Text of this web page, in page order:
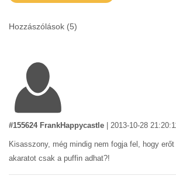
Hozzászólások (5)
#155624 FrankHappycastle | 2013-10-28
Kisasszony, még mindig nem fogja fel, hogy
akaratot csak a puffin adhat?!